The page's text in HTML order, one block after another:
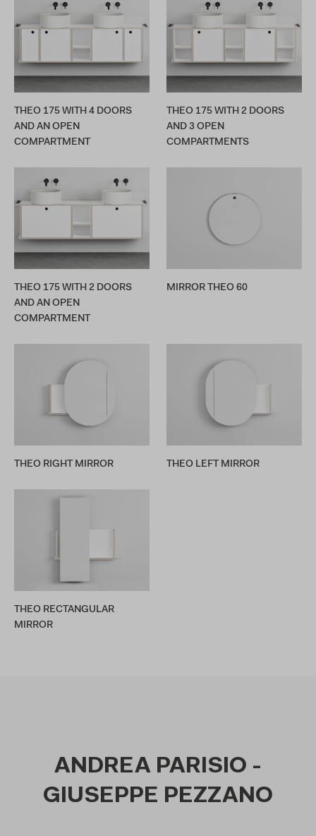
THEO 175 WITH 4 DOORS
AND AN OPEN
COMPARTMENT
THEO 175 WITH 2 DOORS
AND 3 OPEN
COMPARTMENTS
THEO 175 WITH 2 DOORS
AND AN OPEN
COMPARTMENT
MIRROR THEO 60
THEO RIGHT MIRROR THEO LEFT MIRROR
THEO RECTANGULAR
MIRROR
ANDREA PARISIO -
GIUSEPPE PEZZANO